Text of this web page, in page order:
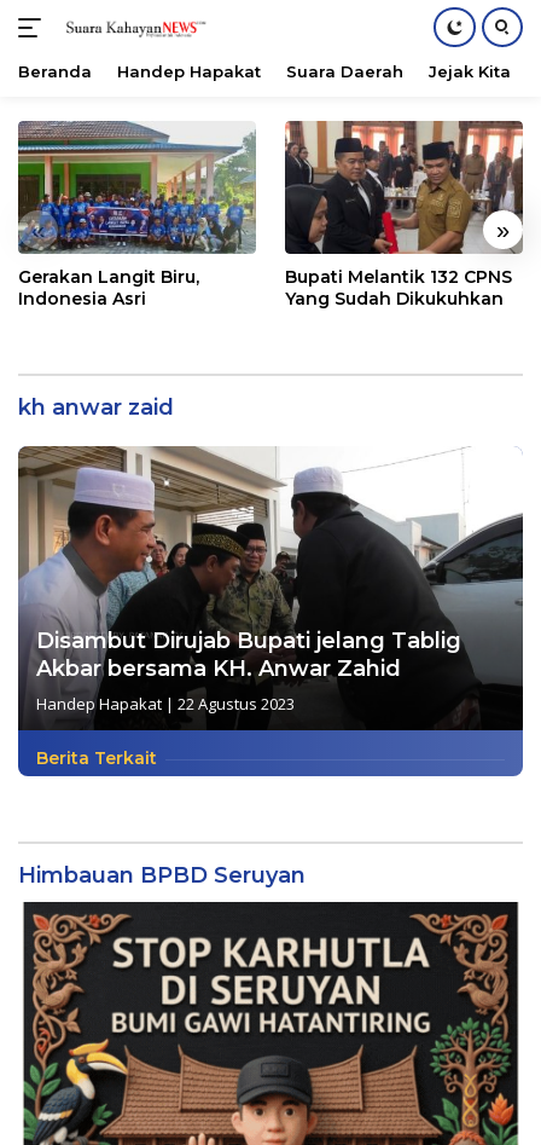
konten
Beranda Handep Hapakat Suara Daerah Jejak Kita
« »
Gerakan Langit Biru,
Indonesia Asri
Bupati Melantik 132 CPNS
Yang Sudah Dikukuhkan
kh anwar zaid
Disambut Dirujab Bupati jelang Tablig
Akbar bersama KH. Anwar Zahid
Handep Hapakat | 22 Agustus 2023
Berita Terkait
Himbauan BPBD Seruyan